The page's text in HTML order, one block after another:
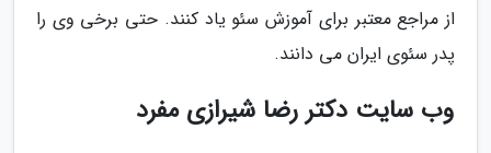
از مراجع معتبر برای آموزش سئو یاد کنند. حتی برخی وی را
پدر سئوی ایران می دانند.
وب سایت دکتر رضا شیرازی مفرد